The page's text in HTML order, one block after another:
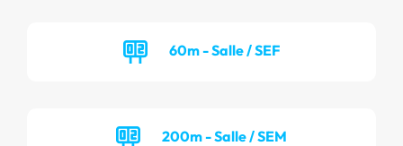
60m - Salle / SEF
200m - Salle / SEM